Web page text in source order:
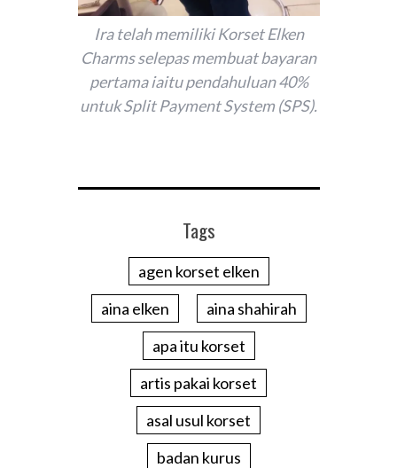
Ira telah memiliki Korset Elken
Charms selepas membuat bayaran
pertama iaitu pendahuluan 40%
untuk Split Payment System (SPS).
Tags
agen korset elken
aina elken
aina shahirah
apa itu korset
artis pakai korset
asal usul korset
badan kurus